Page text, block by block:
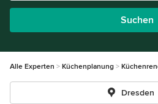
Suchen
Alle Experten Küchenplanung
Dresden